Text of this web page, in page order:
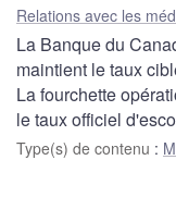
Relations avec les
La Banque du
maintient le taux
La fourchette
le taux officiel
Type(s) de contenu :